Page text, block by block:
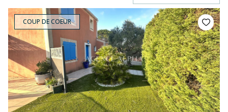
COUP DE COEUR